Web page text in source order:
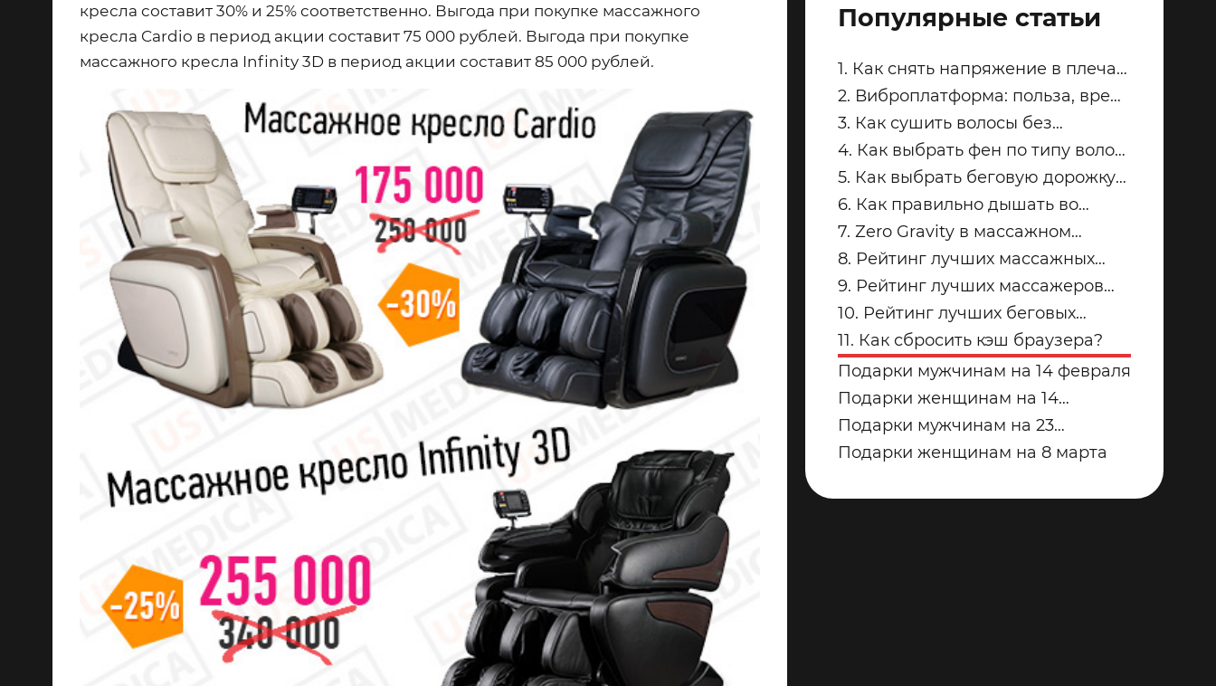
кресла составит 30% и 25% соответственно. Выгода при покупке массажного
кресла Cardio в период акции составит 75 000 рублей. Выгода при покупке
массажного кресла Infinity 3D в период акции составит 85 000 рублей.
Популярные статьи
1. Как снять напряжение в плечах
и трапециях после рабочего дня
2. Виброплатформа: польза, вред
и советы по безопасным
занятиям
3. Как сушить волосы без
пересушивания
4. Как выбрать фен по типу волос:
тонкие, кудрявые, пористые и
окрашенные
5. Как выбрать беговую дорожку
для квартиры
6. Как правильно дышать во
время силовых упражнений и
кардио
7. Zero Gravity в массажном
кресле: что это и кому подходит
8. Рейтинг лучших массажных
кресел для дома: топ-модели
Yamaguchi
9. Рейтинг лучших массажеров
для ног Yamaguchi: какую модель
купить для дома в 2026 году?
10. Рейтинг лучших беговых
дорожек для дома от Yamaguchi:
какую модель выбрать?
11. Как сбросить кэш браузера?
Подарки мужчинам на 14 февраля
Подарки женщинам на 14
февраля
Подарки мужчинам на 23
февраля
Подарки женщинам на 8 марта